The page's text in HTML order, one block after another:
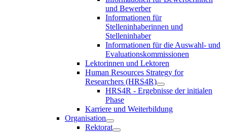
und Bewerber
Informationen für
Stelleninhaberinnen und
Stelleninhaber
Informationen für die Auswahl- und
Evaluationskommissionen
Lektorinnen und Lektoren
Human Resources Strategy for
Researchers (HRS4R)
HRS4R - Ergebnisse der initialen
Phase
Karriere und Weiterbildung
Organisation
Rektorat